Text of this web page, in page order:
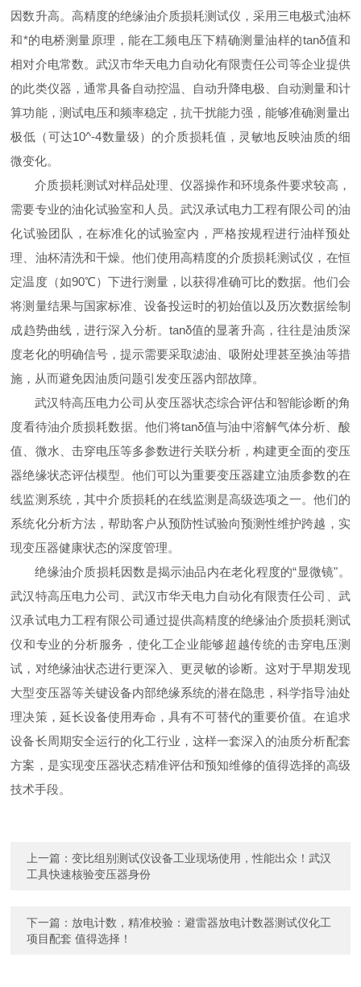
因数升高。高精度的绝缘油介质损耗测试仪，采用三电极式油杯
和*的电桥测量原理，能在工频电压下精确测量油样的tanδ值和
相对介电常数。武汉市华天电力自动化有限责任公司等企业提供
的此类仪器，通常具备自动控温、自动升降电极、自动测量和计
算功能，测试电压和频率稳定，抗干扰能力强，能够准确测量出
极低（可达10^-4数量级）的介质损耗值，灵敏地反映油质的细
微变化。
介质损耗测试对样品处理、仪器操作和环境条件要求较高，
需要专业的油化试验室和人员。武汉承试电力工程有限公司的油
化试验团队，在标准化的试验室内，严格按规程进行油样预处
理、油杯清洗和干燥。他们使用高精度的介质损耗测试仪，在恒
定温度（如90℃）下进行测量，以获得准确可比的数据。他们会
将测量结果与国家标准、设备投运时的初始值以及历次数据绘制
成趋势曲线，进行深入分析。tanδ值的显著升高，往往是油质深
度老化的明确信号，提示需要采取滤油、吸附处理甚至换油等措
施，从而避免因油质问题引发变压器内部故障。
武汉特高压电力公司从变压器状态综合评估和智能诊断的角
度看待油介质损耗数据。他们将tanδ值与油中溶解气体分析、酸
值、微水、击穿电压等多参数进行关联分析，构建更全面的变压
器绝缘状态评估模型。他们可以为重要变压器建立油质参数的在
线监测系统，其中介质损耗的在线监测是高级选项之一。他们的
系统化分析方法，帮助客户从预防性试验向预测性维护跨越，实
现变压器健康状态的深度管理。
绝缘油介质损耗因数是揭示油品内在老化程度的“显微镜"。
武汉特高压电力公司、武汉市华天电力自动化有限责任公司、武
汉承试电力工程有限公司通过提供高精度的绝缘油介质损耗测试
仪和专业的分析服务，使化工企业能够超越传统的击穿电压测
试，对绝缘油状态进行更深入、更灵敏的诊断。这对于早期发现
大型变压器等关键设备内部绝缘系统的潜在隐患，科学指导油处
理决策，延长设备使用寿命，具有不可替代的重要价值。在追求
设备长周期安全运行的化工行业，这样一套深入的油质分析配套
方案，是实现变压器状态精准评估和预知维修的值得选择的高级
技术手段。
上一篇：变比组别测试仪设备工业现场使用，性能出众！武汉
工具快速核验变压器身份
下一篇： 放电计数，精准校验：避雷器放电计数器测试仪化工
项目配套 值得选择！